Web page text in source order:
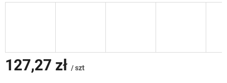
127,27 zł / szt